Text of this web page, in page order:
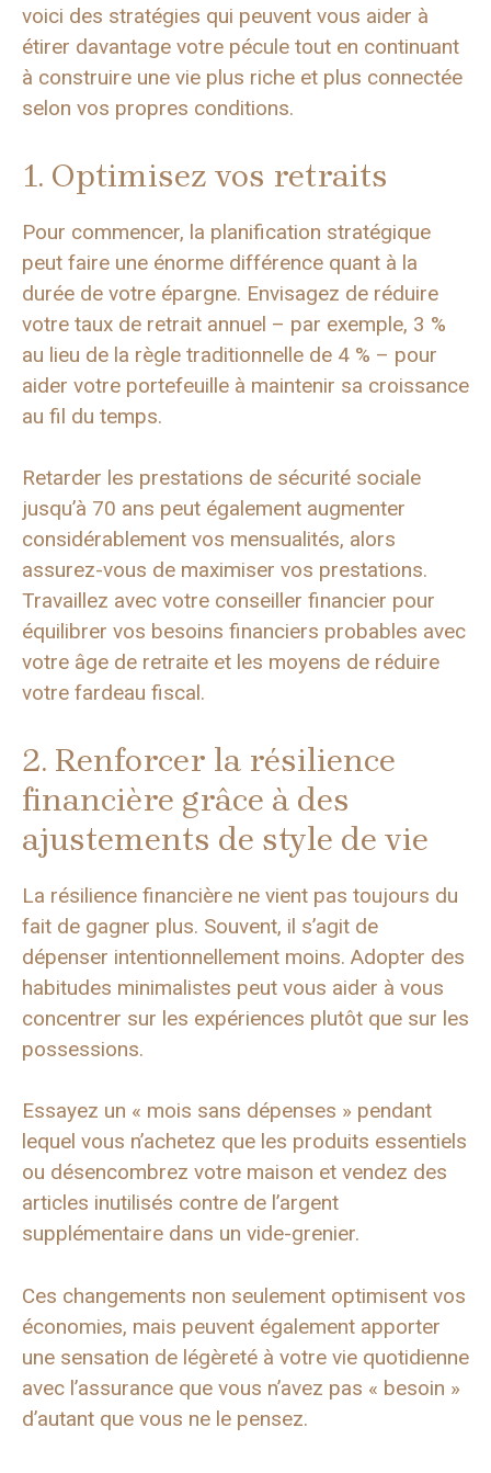
voici des stratégies qui peuvent vous aider à
étirer davantage votre pécule tout en continuant
à construire une vie plus riche et plus connectée
selon vos propres conditions.
1. Optimisez vos retraits
Pour commencer, la planification stratégique
peut faire une énorme différence quant à la
durée de votre épargne. Envisagez de réduire
votre taux de retrait annuel – par exemple, 3 %
au lieu de la règle traditionnelle de 4 % – pour
aider votre portefeuille à maintenir sa croissance
au fil du temps.
Retarder les prestations de sécurité sociale
jusqu’à 70 ans peut également augmenter
considérablement vos mensualités, alors
assurez-vous de maximiser vos prestations.
Travaillez avec votre conseiller financier pour
équilibrer vos besoins financiers probables avec
votre âge de retraite et les moyens de réduire
votre fardeau fiscal.
2. Renforcer la résilience
financière grâce à des
ajustements de style de vie
La résilience financière ne vient pas toujours du
fait de gagner plus. Souvent, il s’agit de
dépenser intentionnellement moins. Adopter des
habitudes minimalistes peut vous aider à vous
concentrer sur les expériences plutôt que sur les
possessions.
Essayez un « mois sans dépenses » pendant
lequel vous n’achetez que les produits essentiels
ou désencombrez votre maison et vendez des
articles inutilisés contre de l’argent
supplémentaire dans un vide-grenier.
Ces changements non seulement optimisent vos
économies, mais peuvent également apporter
une sensation de légèreté à votre vie quotidienne
avec l’assurance que vous n’avez pas « besoin »
d’autant que vous ne le pensez.